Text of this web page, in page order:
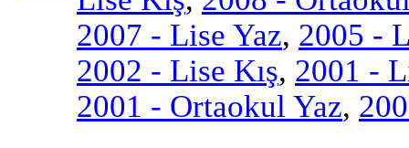
2007 - Lise Yaz, 2005 -
2002 - Lise Kış, 2001 -
2001 - Ortaokul Yaz,